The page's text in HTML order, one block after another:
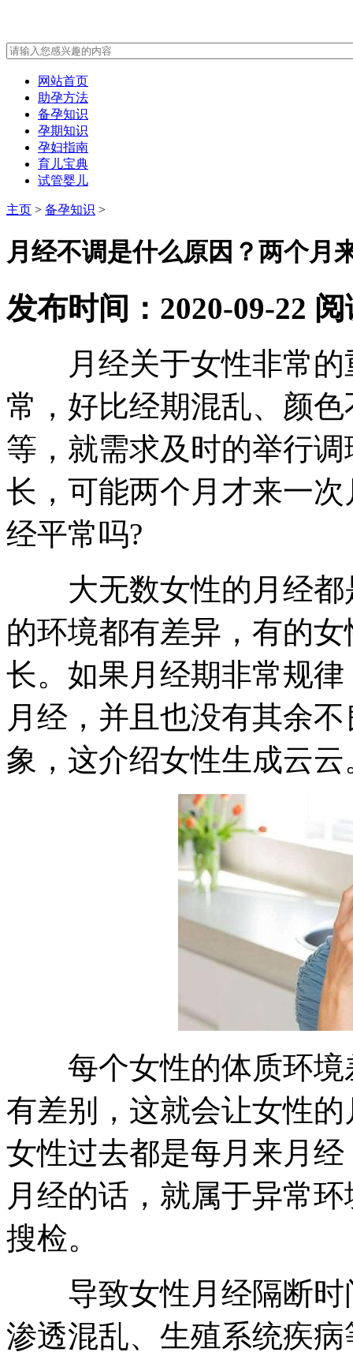
网站首页
助孕方法
备孕知识
孕期知识
孕妇指南
育儿宝典
试管婴儿
主页 > 备孕知识 >
月经不调是什么原因？两个月
发布时间：2020-09-22
月经关于女性非常的
常，好比经期混乱、颜
等，就需求及时的举行
长，可能两个月才来一
经平常吗?
大无数女性的月经都
的环境都有差异，有的
长。如果月经期非常规
月经，并且也没有其余
象，这介绍女性生成云云
每个女性的体质环境
有差别，这就会让女性
女性过去都是每月来月
月经的话，就属于异常
搜检。
导致女性月经隔断时
渗透混乱、生殖系统疾